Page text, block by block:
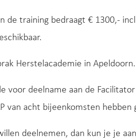
de training bedraagt € 1300,-
Herstelacademie in Apeldoorn.
voor deelname aan de
van acht bijeenkomsten hebben
deelnemen, dan kun je je